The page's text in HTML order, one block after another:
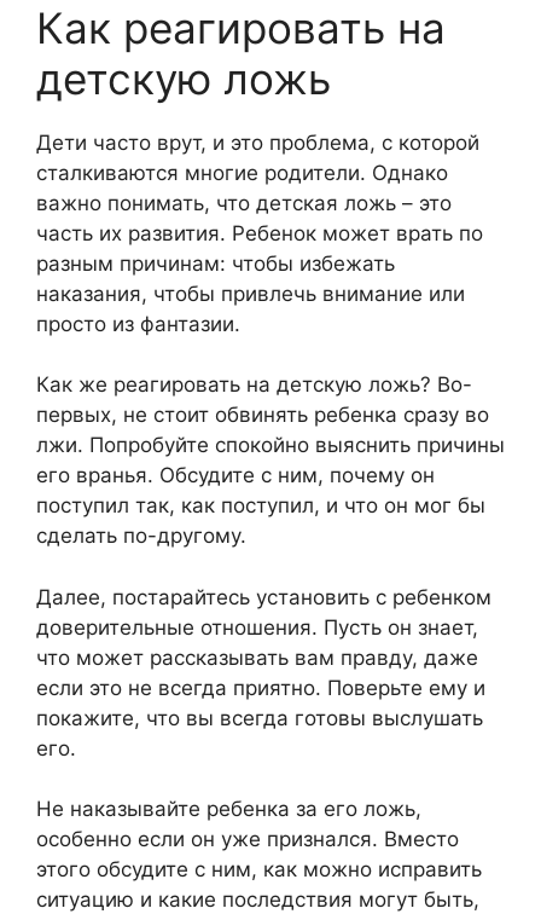
Как реагировать на
детскую ложь
Дети часто врут, и это проблема, с которой
сталкиваются многие родители. Однако
важно понимать, что детская ложь – это
часть их развития. Ребенок может врать по
разным причинам: чтобы избежать
наказания, чтобы привлечь внимание или
просто из фантазии.
Как же реагировать на детскую ложь? Во-
первых, не стоит обвинять ребенка сразу во
лжи. Попробуйте спокойно выяснить причины
его вранья. Обсудите с ним, почему он
поступил так, как поступил, и что он мог бы
сделать по-другому.
Далее, постарайтесь установить с ребенком
доверительные отношения. Пусть он знает,
что может рассказывать вам правду, даже
если это не всегда приятно. Поверьте ему и
покажите, что вы всегда готовы выслушать
его.
Не наказывайте ребенка за его ложь,
особенно если он уже признался. Вместо
этого обсудите с ним, как можно исправить
ситуацию и какие последствия могут быть,